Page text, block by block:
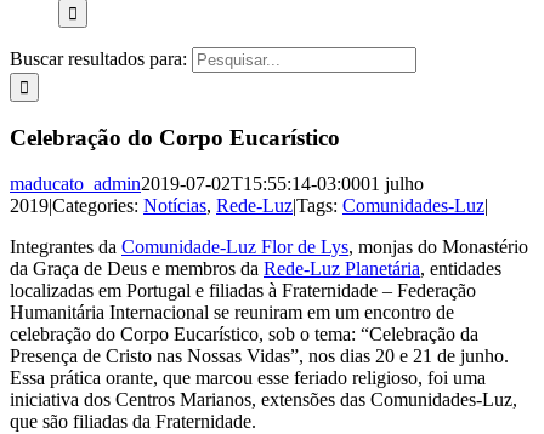
Buscar resultados para:
Celebração do Corpo Eucarístico
maducato_admin2019-07-02T15:55:14-03:0001 julho
2019|Categories: Notícias, Rede-Luz|Tags: Comunidades-Luz|
Integrantes da Comunidade-Luz Flor de Lys, monjas do Monastério
da Graça de Deus e membros da Rede-Luz Planetária, entidades
localizadas em Portugal e filiadas à Fraternidade – Federação
Humanitária Internacional se reuniram em um encontro de
celebração do Corpo Eucarístico, sob o tema: “Celebração da
Presença de Cristo nas Nossas Vidas”, nos dias 20 e 21 de junho.
Essa prática orante, que marcou esse feriado religioso, foi uma
iniciativa dos Centros Marianos, extensões das Comunidades-Luz,
que são filiadas da Fraternidade.